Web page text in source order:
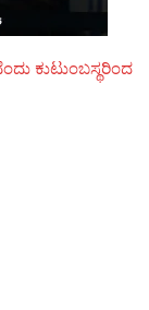
ಕುಟುಂಬಸ್ಥರಿಂದ